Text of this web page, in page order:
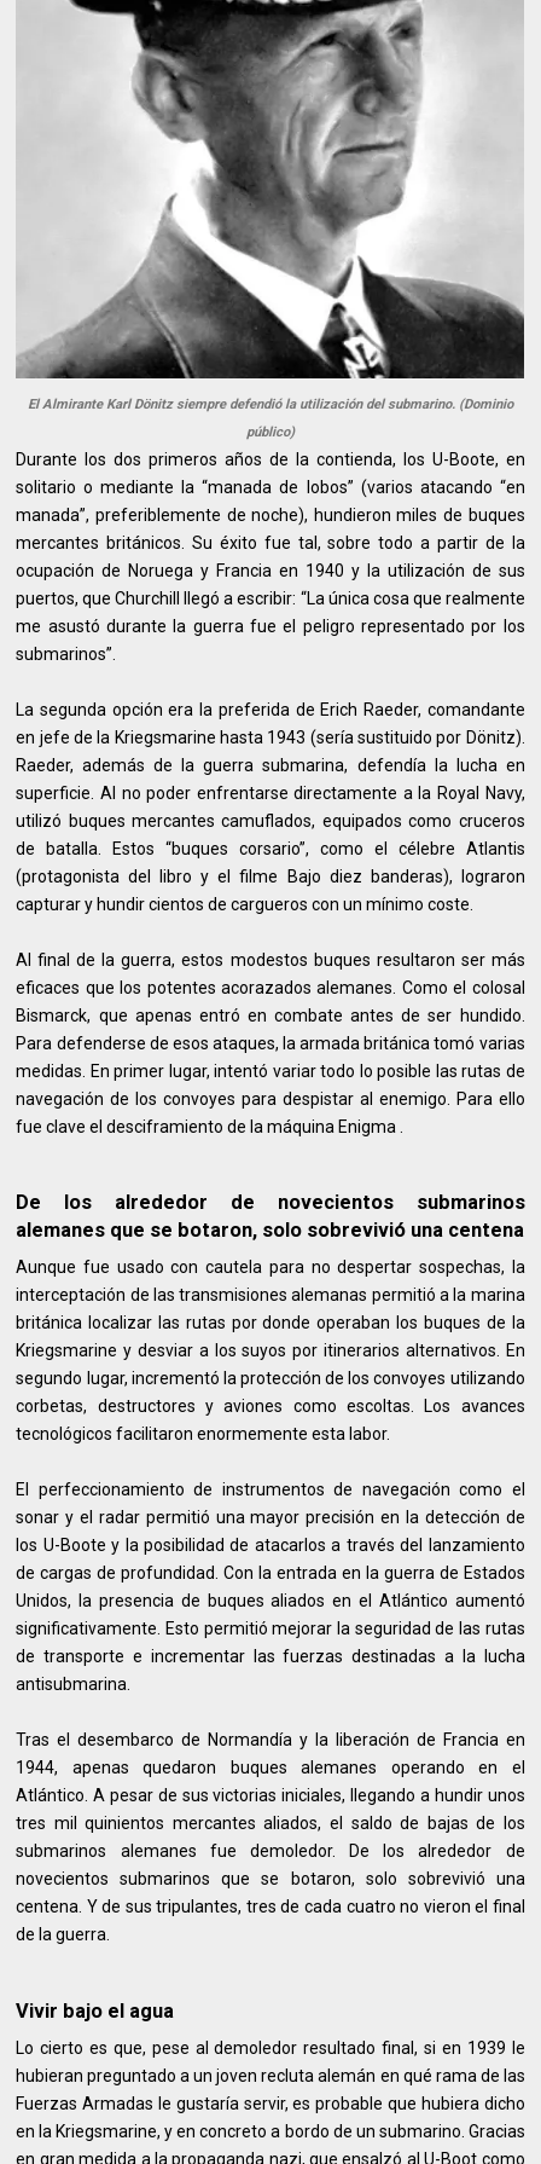
El Almirante Karl Dönitz siempre defendió la utilización del submarino. (Dominio
público)
Durante los dos primeros años de la contienda, los U-Boote, en
solitario o mediante la “manada de lobos” (varios atacando “en
manada”, preferiblemente de noche), hundieron miles de buques
mercantes británicos. Su éxito fue tal, sobre todo a partir de la
ocupación de Noruega y Francia en 1940 y la utilización de sus
puertos, que Churchill llegó a escribir: “La única cosa que realmente
me asustó durante la guerra fue el peligro representado por los
submarinos”.
La segunda opción era la preferida de Erich Raeder, comandante
en jefe de la Kriegsmarine hasta 1943 (sería sustituido por Dönitz).
Raeder, además de la guerra submarina, defendía la lucha en
superficie. Al no poder enfrentarse directamente a la Royal Navy,
utilizó buques mercantes camuflados, equipados como cruceros
de batalla. Estos “buques corsario”, como el célebre Atlantis
(protagonista del libro y el filme Bajo diez banderas), lograron
capturar y hundir cientos de cargueros con un mínimo coste.
Al final de la guerra, estos modestos buques resultaron ser más
eficaces que los potentes acorazados alemanes. Como el colosal
Bismarck, que apenas entró en combate antes de ser hundido.
Para defenderse de esos ataques, la armada británica tomó varias
medidas. En primer lugar, intentó variar todo lo posible las rutas de
navegación de los convoyes para despistar al enemigo. Para ello
fue clave el desciframiento de la máquina Enigma .
De los alrededor de novecientos submarinos
alemanes que se botaron, solo sobrevivió una centena
Aunque fue usado con cautela para no despertar sospechas, la
interceptación de las transmisiones alemanas permitió a la marina
británica localizar las rutas por donde operaban los buques de la
Kriegsmarine y desviar a los suyos por itinerarios alternativos. En
segundo lugar, incrementó la protección de los convoyes utilizando
corbetas, destructores y aviones como escoltas. Los avances
tecnológicos facilitaron enormemente esta labor.
El perfeccionamiento de instrumentos de navegación como el
sonar y el radar permitió una mayor precisión en la detección de
los U-Boote y la posibilidad de atacarlos a través del lanzamiento
de cargas de profundidad. Con la entrada en la guerra de Estados
Unidos, la presencia de buques aliados en el Atlántico aumentó
significativamente. Esto permitió mejorar la seguridad de las rutas
de transporte e incrementar las fuerzas destinadas a la lucha
antisubmarina.
Tras el desembarco de Normandía y la liberación de Francia en
1944, apenas quedaron buques alemanes operando en el
Atlántico. A pesar de sus victorias iniciales, llegando a hundir unos
tres mil quinientos mercantes aliados, el saldo de bajas de los
submarinos alemanes fue demoledor. De los alrededor de
novecientos submarinos que se botaron, solo sobrevivió una
centena. Y de sus tripulantes, tres de cada cuatro no vieron el final
de la guerra.
Vivir bajo el agua
Lo cierto es que, pese al demoledor resultado final, si en 1939 le
hubieran preguntado a un joven recluta alemán en qué rama de las
Fuerzas Armadas le gustaría servir, es probable que hubiera dicho
en la Kriegsmarine, y en concreto a bordo de un submarino. Gracias
en gran medida a la propaganda nazi, que ensalzó al U-Boot como